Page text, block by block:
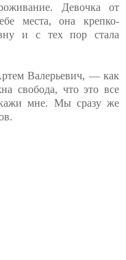
Девочка от
места, она крепко-
и с тех пор стала
Валерьевич, — как
свобода, что это все
мне. Мы сразу же